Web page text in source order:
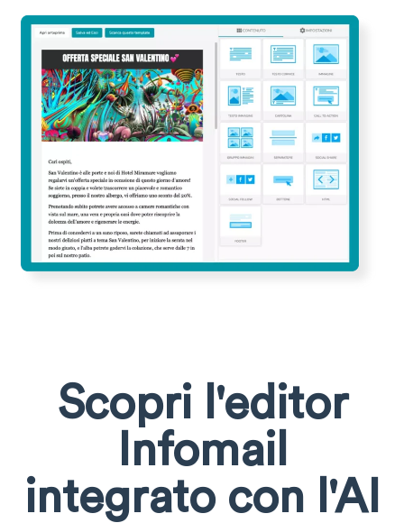
Scopri l'editor
Infomail
integrato con l'AI